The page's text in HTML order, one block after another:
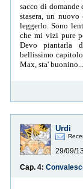
sacco di
stasera, un
leggerlo. Sono
che mi vizi pure
Devo piantarla
bellissimo
Max, sta'
Urdi
29/09/
Cap. 4: